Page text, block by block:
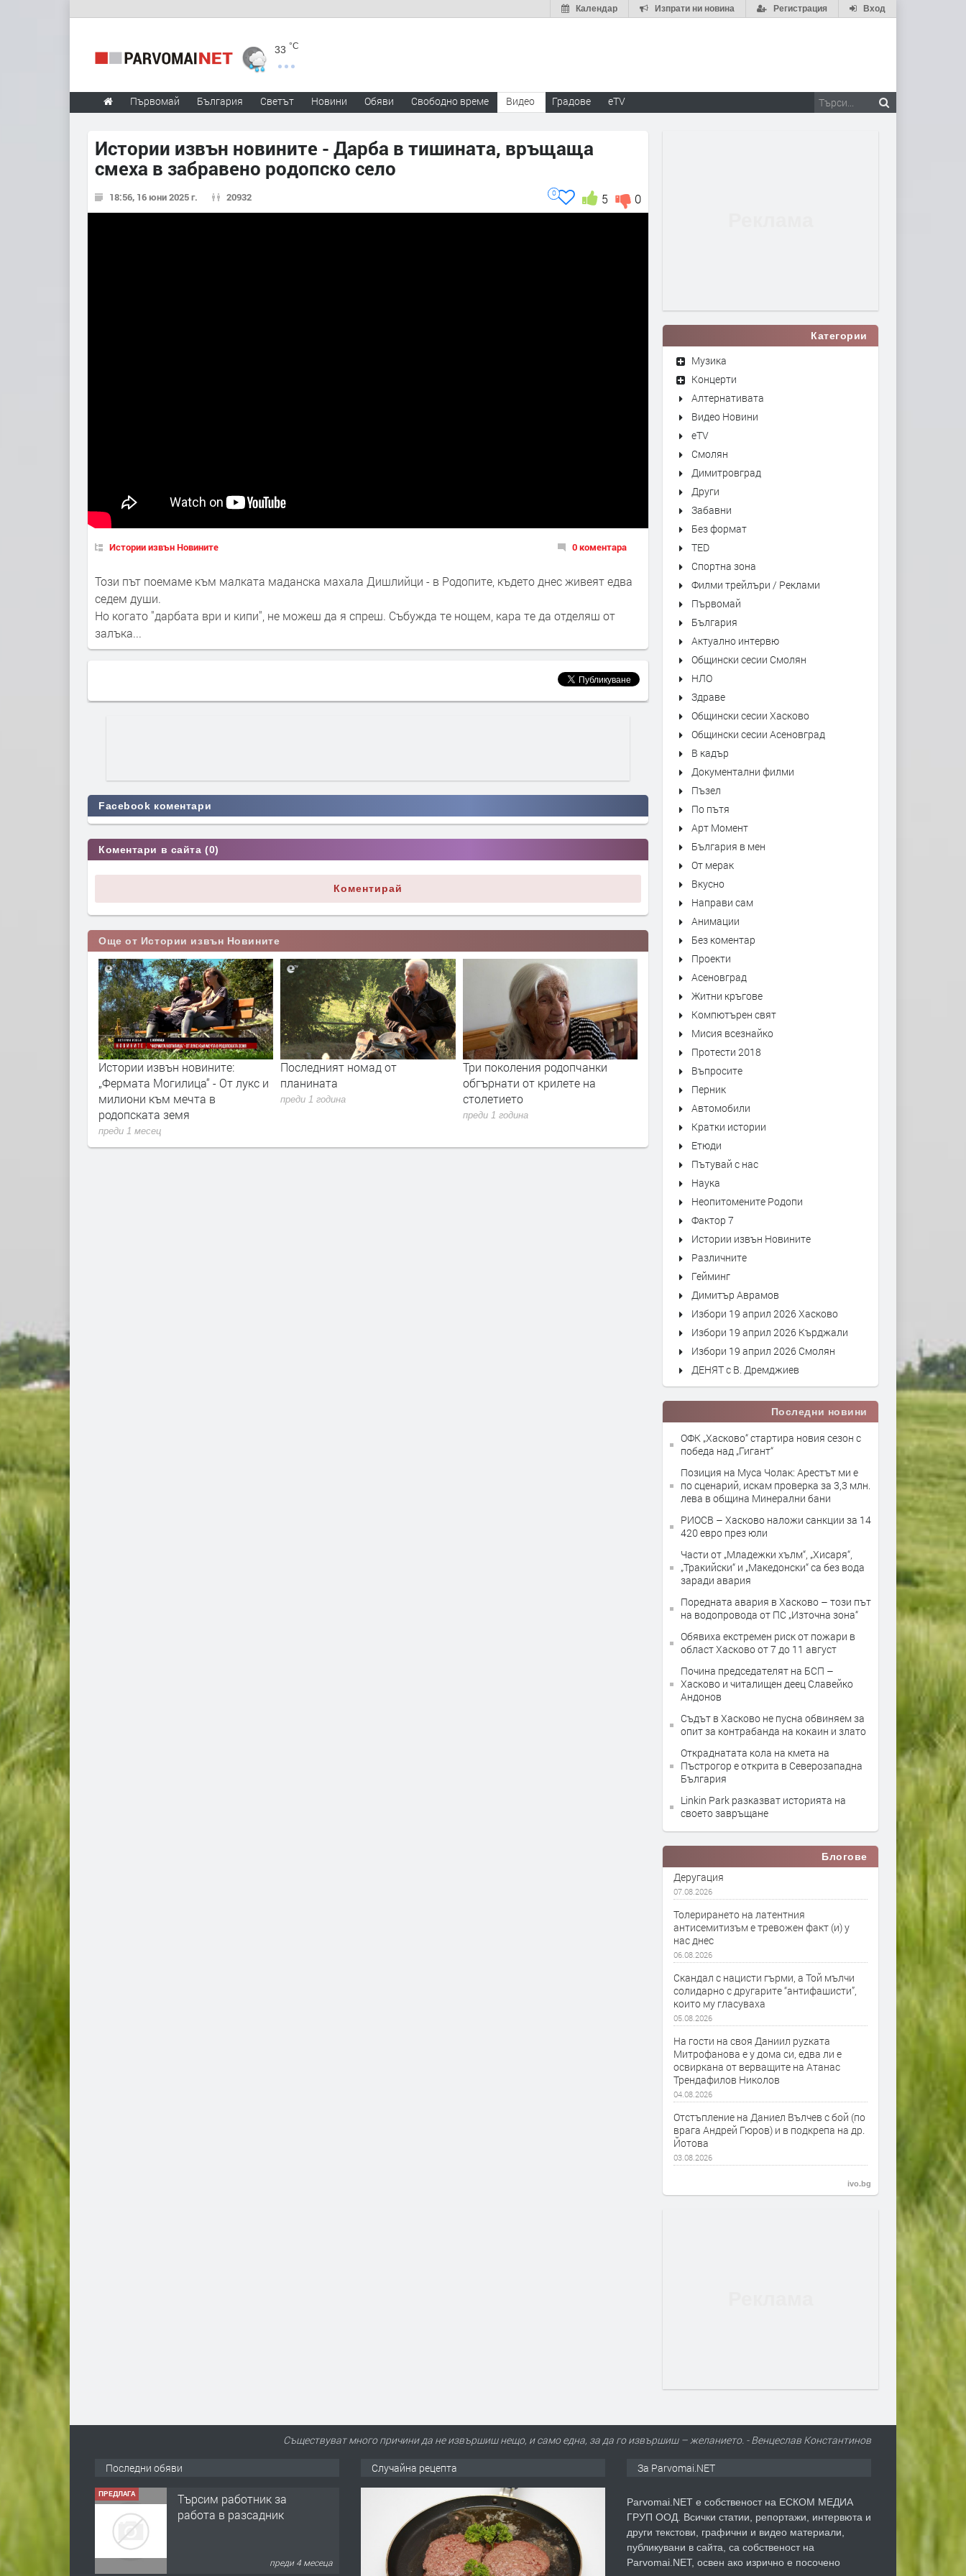
Вход
Регистрация
Изпрати ни новина
Календар
33 °C
Първомай България Светът Новини Обяви Свободно време Видео Градове eTV
Истории извън новините - Дарба в тишината, връщаща
смеха в забравено родопско село
18:56, 16 юни 2025 г. 20932 0
5
0
Истории извън Новините 0 коментара
Този път поемаме към малката маданска махала Дишлийци - в Родопите, където днес живеят едва
седем души.
Но когато "дарбата ври и кипи", не можеш да я спреш. Събужда те нощем, кара те да отделяш от
залъка...
Facebook коментари
Коментари в сайта (0)
Коментирай
Още от Истории извън Новините
Истории извън новините:
„Фермата Могилица“ - От лукс и
милиони към мечта в
родопската земя
преди 1 месец
Последният номад от
планината
преди 1 година
Три поколения родопчанки
обгърнати от крилете на
столетието
преди 1 година
Друмев - силата да сбъдваш
мечтите си и на село
Категории
Музика
Концерти
Алтернативата
Видео Новини
eTV
Смолян
Димитровград
Други
Забавни
Без формат
TED
Спортна зона
Филми трейлъри / Реклами
Първомай
България
Актуално интервю
Общински сесии Смолян
НЛО
Здраве
Общински сесии Хасково
Общински сесии Асеновград
В кадър
Документални филми
Пъзел
По пътя
Арт Момент
България в мен
От мерак
Вкусно
Направи сам
Анимации
Без коментар
Проекти
Асеновград
Житни кръгове
Компютърен свят
Мисия всезнайко
Протести 2018
Въпросите
Перник
Автомобили
Кратки истории
Етюди
Пътувай с нас
Наука
Неопитомените Родопи
Фактор 7
Истории извън Новините
Различните
Гейминг
Димитър Аврамов
Избори 19 април 2026 Хасково
Избори 19 април 2026 Кърджали
Избори 19 април 2026 Смолян
ДЕНЯТ с В. Дремджиев
Последни новини
ОФК „Хасково“ стартира новия сезон с
победа над „Гигант“
Позиция на Муса Чолак: Арестът ми е
по сценарий, искам проверка за 3,3 млн.
лева в община Минерални бани
РИОСВ – Хасково наложи санкции за 14
420 евро през юли
Части от „Младежки хълм“, „Хисаря“,
„Тракийски“ и „Македонски“ са без вода
заради авария
Поредната авария в Хасково – този път
на водопровода от ПС „Източна зона“
Обявиха екстремен риск от пожари в
област Хасково от 7 до 11 август
Почина председателят на БСП –
Хасково и читалищен деец Славейко
Андонов
Съдът в Хасково не пусна обвиняем за
опит за контрабанда на кокаин и злато
Откраднатата кола на кмета на
Пъстрогор е открита в Северозападна
България
Linkin Park разказват историята на
своето завръщане
Блогове
Деругация
07.08.2026
Толерирането на латентния
антисемитизъм е тревожен факт (и) у
нас днес
06.08.2026
Скандал с нацисти гърми, а Той мълчи
солидарно с другарите “антифашисти”,
които му гласуваха
05.08.2026
На гости на своя Даниил руzката
Митрофанова е у дома си, едва ли е
освиркана от верващите на Атанас
Трендафилов Николов
04.08.2026
Отстъпление на Даниел Вълчев с бой (по
врага Андрей Гюров) и в подкрепа на др.
Йотова
03.08.2026
ivo.bg
Съществуват много причини да не извършиш нещо, и само една, за да го извършиш – желанието. - Венцеслав Константинов
Последни обяви
ПРЕДЛАГА
Търсим работник за
работа в разсадник
преди 4 месеца
Случайна рецепта За Parvomai.NET
Parvomai.NET е собственост на ЕСКОМ МЕДИА
ГРУП ООД. Всички статии, репортажи, интервюта и
други текстови, графични и видео материали,
публикувани в сайта, са собственост на
Parvomai.NET, освен ако изрично е посочено